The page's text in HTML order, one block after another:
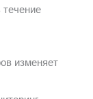
изменяет